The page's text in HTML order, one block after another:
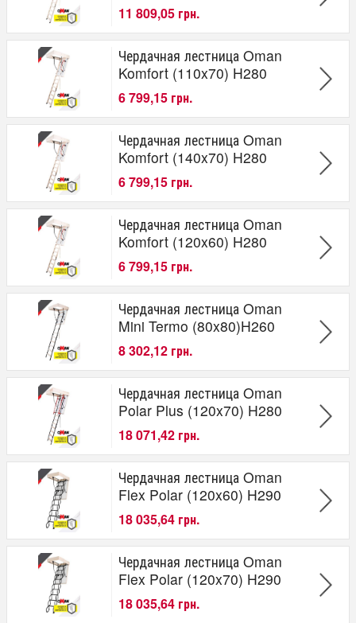
11 809,05 грн.
Чердачная лестница Oman
Komfort (110x70) H280
6 799,15 грн.
Чердачная лестница Oman
Komfort (140x70) H280
6 799,15 грн.
Чердачная лестница Oman
Komfort (120x60) H280
6 799,15 грн.
Чердачная лестница Oman
Mini Termo (80x80)H260
8 302,12 грн.
Чердачная лестница Oman
Polar Plus (120x70) H280
18 071,42 грн.
Чердачная лестница Oman
Flex Polar (120x60) H290
18 035,64 грн.
Чердачная лестница Oman
Flex Polar (120x70) H290
18 035,64 грн.